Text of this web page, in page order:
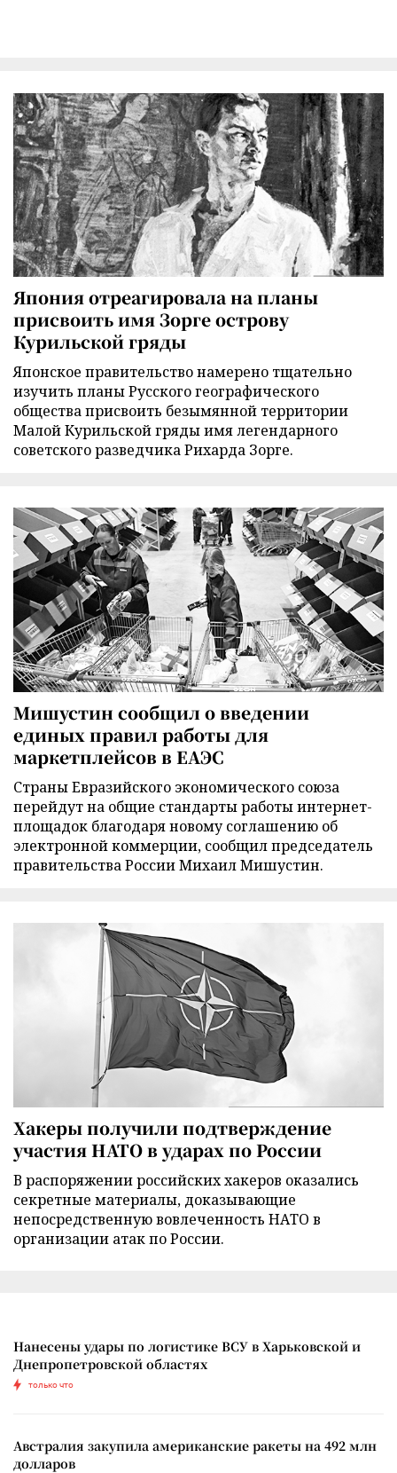
Япония отреагировала на планы
присвоить имя Зорге острову
Курильской гряды
Японское правительство намерено тщательно
изучить планы Русского географического
общества присвоить безымянной территории
Малой Курильской гряды имя легендарного
советского разведчика Рихарда Зорге.
Мишустин сообщил о введении
единых правил работы для
маркетплейсов в ЕАЭС
Страны Евразийского экономического союза
перейдут на общие стандарты работы интернет-
площадок благодаря новому соглашению об
электронной коммерции, сообщил председатель
правительства России Михаил Мишустин.
Хакеры получили подтверждение
участия НАТО в ударах по России
В распоряжении российских хакеров оказались
секретные материалы, доказывающие
непосредственную вовлеченность НАТО в
организации атак по России.
Нанесены удары по логистике ВСУ в Харьковской и
Днепропетровской областях
только что
Австралия закупила американские ракеты на 492 млн
долларов